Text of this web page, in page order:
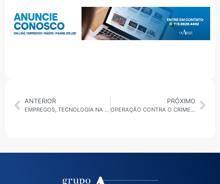
ANTERIOR
EMPREGOS, TECNOLOGIA NA EDUCAÇÃO E ALERTA DE TEMPORAIS MOVIMENTAM O VALE DO PARAÍBA
PRÓXIMO
OPERAÇÃO CONTRA O CRIME NA ZONA SUL E INVESTIGAÇÃO DE MORTE EM ACADEMIA DA ZONA LESTE